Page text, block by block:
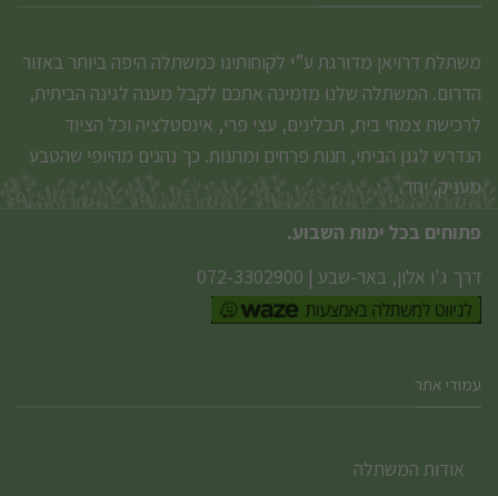
משתלת דרויאן מדורגת ע”י לקוחותינו כמשתלה היפה ביותר באזור
הדרום. המשתלה שלנו מזמינה אתכם לקבל מענה לגינה הביתית,
לרכישת צמחי בית, תבלינים, עצי פרי, אינסטלציה וכל הציוד
הנדרש לגנן הביתי, חנות פרחים ומתנות. כך נהנים מהיופי שהטבע
מעניק, יחד.
פתוחים בכל ימות השבוע.
דרך ג'ו אלון, באר-שבע |
072-3302900
עמודי אתר
אודות המשתלה